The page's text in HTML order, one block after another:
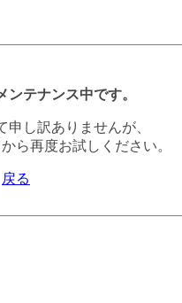
ンテナンス中です。
申し訳ありませんが、
ら再度お試しください。
戻る